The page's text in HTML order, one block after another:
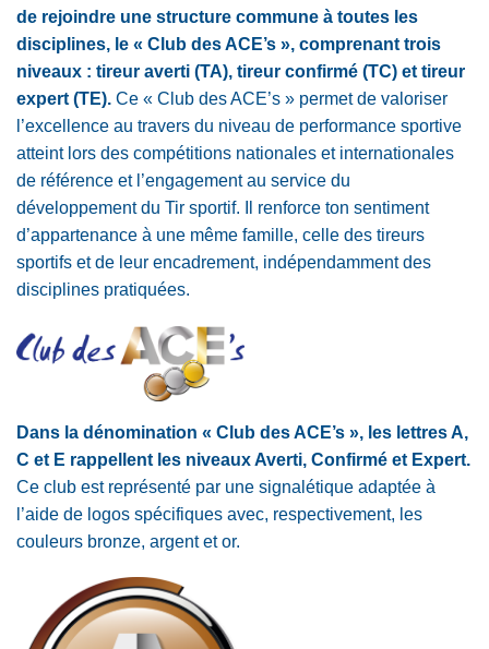
de rejoindre une structure commune à toutes les
disciplines, le « Club des ACE’s », comprenant trois
niveaux : tireur averti (TA), tireur confirmé (TC) et tireur
expert (TE). Ce « Club des ACE’s » permet de valoriser
l’excellence au travers du niveau de performance sportive
atteint lors des compétitions nationales et internationales
de référence et l’engagement au service du
développement du Tir sportif. Il renforce ton sentiment
d’appartenance à une même famille, celle des tireurs
sportifs et de leur encadrement, indépendamment des
disciplines pratiquées.
Dans la dénomination « Club des ACE’s », les lettres A,
C et E rappellent les niveaux Averti, Confirmé et Expert.
Ce club est représenté par une signalétique adaptée à
l’aide de logos spécifiques avec, respectivement, les
couleurs bronze, argent et or.